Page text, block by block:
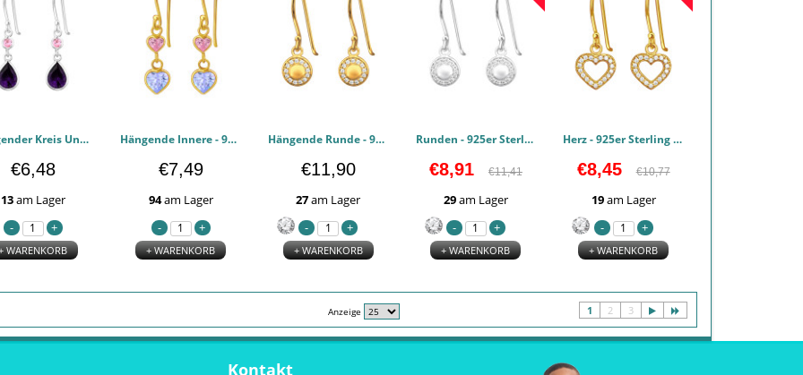
Hängender Kreis Und Teardrop - 925er Sterling Silber Zirkonia Ohrringe PCJW45216
€6,48
13am Lager
WARENKORB
Hängende Innere - 925er Sterling Silber Zirkonia Ohrringe PCJW44744
€7,49
94am Lager
+ WARENKORB
Hängende Runde - 925er Sterling Silber Zirkonia Ohrringe PCJW44340
€11,90
27am Lager
+ WARENKORB
Runden - 925er Sterling Silber Zirkonia Ohrringe PCJW44339
€8,91 €11,41
29am Lager
+ WARENKORB
Herz - 925er Sterling Silber Zirkonia Ohrringe PCJW44322
€8,45 €10,77
19am Lager
+ WARENKORB
Anzeige 1 2 3
Kontakt